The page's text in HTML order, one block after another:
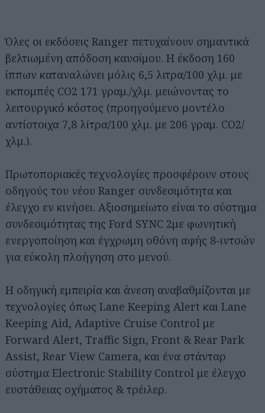
Όλες οι εκδόσεις Ranger πετυχαίνουν σημαντικά
βελτιωμένη απόδοση καυσίμου. Η έκδοση 160
ίππων καταναλώνει μόλις 6,5 λιτρα/100 χλμ. με
εκπομπές CO2 171 γραμ./χλμ. μειώνοντας το
λειτουργικό κόστος (προηγούμενο μοντέλο
αντίστοιχα 7,8 λίτρα/100 χλμ. με 206 γραμ. CO2/
χλμ.).
Πρωτοποριακές τεχνολογίες προσφέρουν στους
οδηγούς του νέου Ranger συνδεσιμότητα και
έλεγχο εν κινήσει. Αξιοσημείωτο είναι το σύστημα
συνδεσιμότητας της Ford SYNC 2με φωνητική
ενεργοποίηση και έγχρωμη οθόνη αφής 8-ιντσών
για εύκολη πλοήγηση στο μενού.
Η οδηγική εμπειρία και άνεση αναβαθμίζονται με
τεχνολογίες όπως Lane Keeping Alert και Lane
Keeping Aid, Adaptive Cruise Control με
Forward Alert, Traffic Sign, Front & Rear Park
Assist, Rear View Camera, και ένα στάνταρ
σύστημα Electronic Stability Control με έλεγχο
ευστάθειας οχήματος & τρέιλερ.